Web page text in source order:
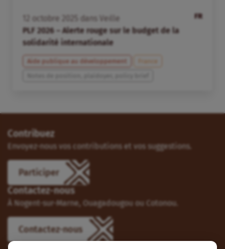
FR
octobre dans
Veille
PLF 2026 – Alerte rouge sur le budget de la
solidarité internationale
Aide publique au développement
France
Contribuez
Envoyez-nous vos contributions et vos suggestions.
Participer
Contactez-nous
À Nogent-sur-Marne, Ouagadougou ou Cotonou.
Contactez-nous